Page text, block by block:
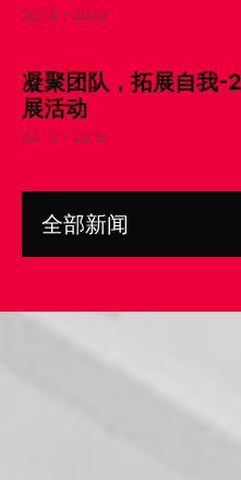
02.18 - 2020
凝聚团队，拓展自我-
展活动
04.16 - 2019
全部新闻